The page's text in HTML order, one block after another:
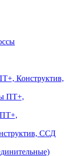
Конструктив,
ПТ+,
ССД